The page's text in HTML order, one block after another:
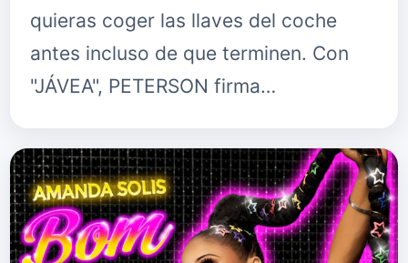
quieras coger las llaves del coche
antes incluso de que terminen. Con
"JÁVEA", PETERSON firma
directa, más luminosa y más
contagiosa hasta…